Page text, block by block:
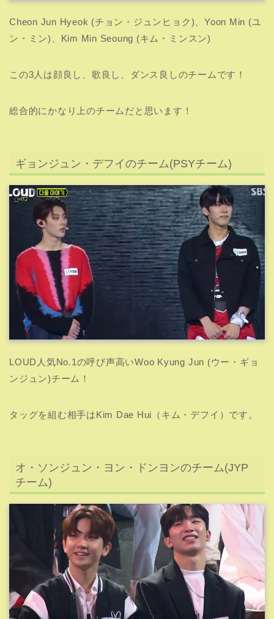
Cheon Jun Hyeok (チョン・ジュンヒョク)、Yoon Min (ユ
ン・ミン)、Kim Min Seoung (キム・ミンスン)
この3人は顔良し、歌良し、ダンス良しのチームです！
総合的にかなり上のチームだと思います！
ギョンジュン・デフイのチーム(PSYチーム)
LOUD人気No.1の呼び声高いWoo Kyung Jun (ウー・ギョ
ンジュン)チーム！
タッグを組む相手はKim Dae Hui（キム・デフイ）です。
オ・ソンジュン・ヨン・ドンヨンのチーム(JYP
チーム)